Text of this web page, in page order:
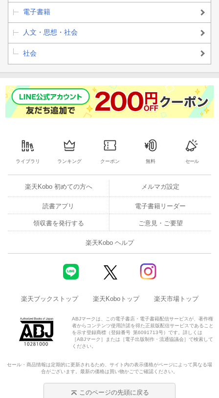
電子書籍
人文・思想・社会
社会
ライブラリ ランキング クーポン 無料 セール
楽天Kobo 初めての方へ メルマガ設定
読書アプリ 電子書籍リーダー
領収書を発行する ご意見・ご要望
楽天Kobo ヘルプ
楽天ブックストップ 楽天Koboトップ 楽天市場トップ
ABJマークは、この電子書店・電子書籍配信サービスが、著作権
者からコンテンツ使用許諾を得た正規版配信サービスであること
を示す登録商標（登録番号 第6091713号）です。詳しくは
［ABJマーク］または［電子出版制作・流通協議会］で検索して
ください。
セール・商品情報は定期的に更新されるため、サイト内の表示価格がページによって異なる場
合がございます。最新の価格は買い物かごでご確認ください。
このページの先頭に戻る